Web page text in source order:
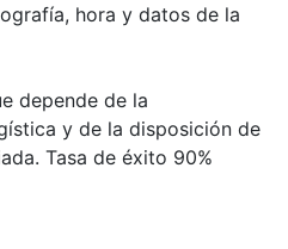
hora y datos de la
depende de la
y de la disposición de
Tasa de éxito 90%